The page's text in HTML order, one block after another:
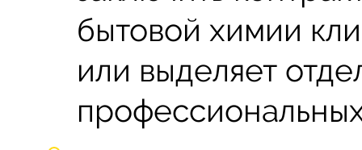
бытовой химии
или выделяет